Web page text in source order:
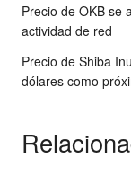
Precio de OKB se
actividad de red
Precio de Shiba
dólares como